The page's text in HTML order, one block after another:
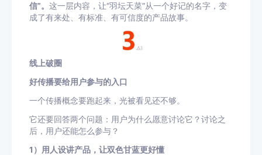
信”。 这一层内容，让“羽坛天菜”从一个好记的名字，变
成了有来处、有标准、有可信度的产品故事。
线上破圈
好传播要给用户参与的入口
一个传播概念要跑起来，光被看见还不够。
它还要回答两个问题：用户为什么愿意讨论它？讨论之
后，用户还能怎么参与？
1）用人设讲产品，让双色甘蓝更好懂